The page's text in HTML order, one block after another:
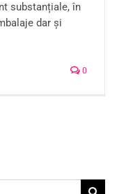
substanțiale, în
dar și
0